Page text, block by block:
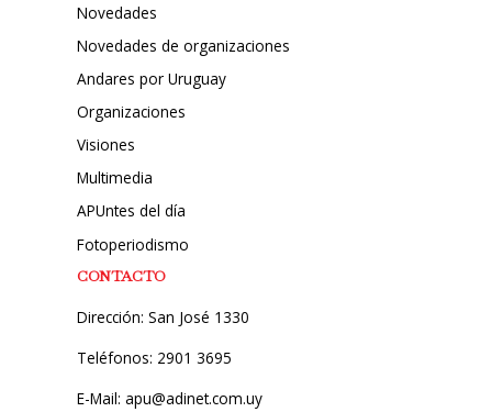
Novedades
Novedades de organizaciones
Andares por Uruguay
Organizaciones
Visiones
Multimedia
APUntes del día
Fotoperiodismo
CONTACTO
Dirección: San José 1330
Teléfonos: 2901 3695
E-Mail: apu@adinet.com.uy